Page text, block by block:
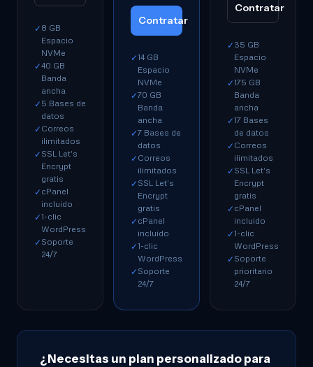
✓ 8 GB
Espacio
NVMe
✓40 GB
Banda
ancha
✓ 5 Bases de
datos
✓ Correos
ilimitados
✓ SSL Let's
Encrypt
gratis
✓ cPanel
incluido
✓ 1-clic
WordPress
✓ Soporte
24/7
Contratar
✓ 14 GB
Espacio
NVMe
✓70 GB
Banda
ancha
✓7 Bases de
datos
✓ Correos
ilimitados
✓ SSL Let's
Encrypt
gratis
✓ cPanel
incluido
✓ 1-clic
WordPress
✓ Soporte
24/7
Contratar
✓ 35 GB
Espacio
NVMe
✓ 175 GB
Banda
ancha
✓ 17 Bases
de datos
✓ Correos
ilimitados
✓ SSL Let's
Encrypt
gratis
✓ cPanel
incluido
✓ 1-clic
WordPress
✓ Soporte
prioritario
24/7
¿Necesitas un plan personalizado para